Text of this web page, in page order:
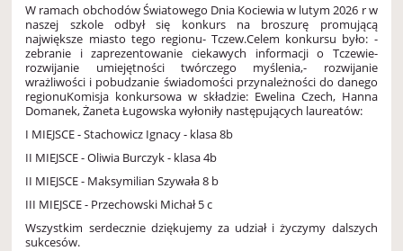
W ramach obchodów Światowego Dnia Kociewia w lutym 2026 r w
naszej szkole odbył się konkurs na broszurę promującą
największe miasto tego regionu- Tczew.Celem konkursu było: -
zebranie i zaprezentowanie ciekawych informacji o Tczewie-
rozwijanie umiejętności twórczego myślenia,- rozwijanie
wrażliwości i pobudzanie świadomości przynależności do danego
regionuKomisja konkursowa w składzie: Ewelina Czech, Hanna
Domanek, Żaneta Ługowska wyłoniły następujących laureatów:
I MIEJSCE - Stachowicz Ignacy - klasa 8b
II MIEJSCE - Oliwia Burczyk - klasa 4b
II MIEJSCE - Maksymilian Szywała 8 b
III MIEJSCE - Przechowski Michał 5 c
Wszystkim serdecznie dziękujemy za udział i życzymy dalszych
sukcesów.